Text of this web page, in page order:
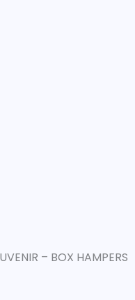
– BOX HAMPERS